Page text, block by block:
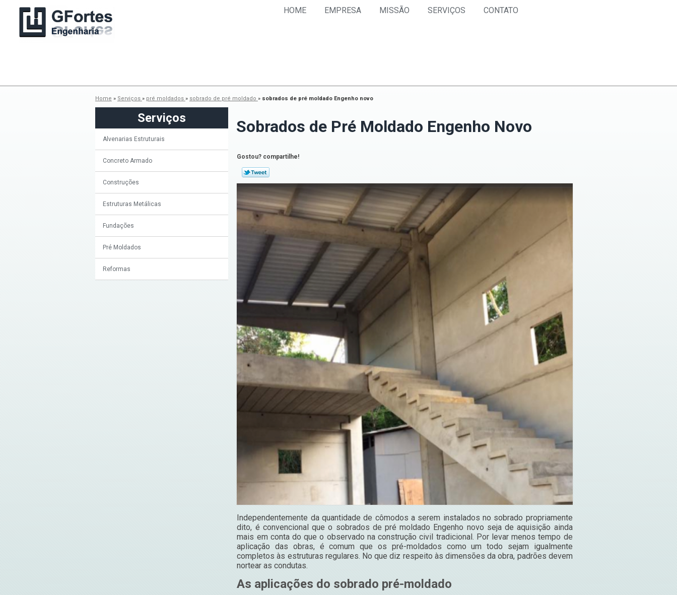
HOME EMPRESA MISSÃO SERVIÇOS CONTATO
Home » Serviços » pré moldados » sobrado de pré moldado » sobrados de pré moldado Engenho novo
Serviços
Alvenarias Estruturais
Concreto Armado
Construções
Estruturas Metálicas
Fundações
Pré Moldados
Reformas
Sobrados de Pré Moldado Engenho Novo
Gostou? compartilhe!
Independentemente da quantidade de cômodos a serem instalados no sobrado propriamente
dito, é convencional que o sobrados de pré moldado Engenho novo seja de aquisição ainda
mais em conta do que o observado na construção civil tradicional. Por levar menos tempo de
aplicação das obras, é comum que os pré-moldados como um todo sejam igualmente
completos às estruturas regulares. No que diz respeito às dimensões da obra, padrões devem
nortear as condutas.
As aplicações do sobrado pré-moldado